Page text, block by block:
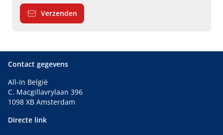
Verzenden
Contact gegevens
All-In België
C. Macgillavrylaan 396
1098 XB Amsterdam
Directe link